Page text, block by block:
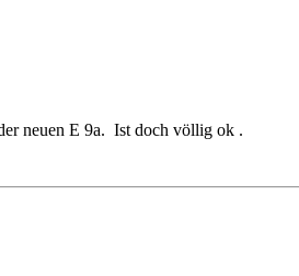
neuen E 9a. Ist doch völlig ok .